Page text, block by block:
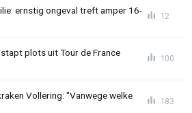
ernstig ongeval treft amper 16-
12
plots uit Tour de France
100
Vollering: "Vanwege welke
183